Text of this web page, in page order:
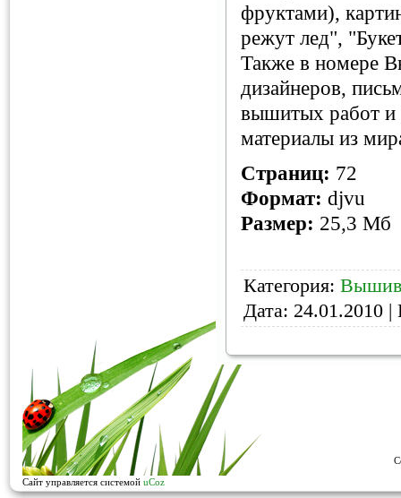
фруктами),
режут лед",
Также в номере
дизайнеров,
вышитых работ и
материалы из
Страниц: 72
Формат: djvu
Размер: 25,3 Мб
Категория:
Дата: 24.01.2010 |
Сайт управляется системой uCoz